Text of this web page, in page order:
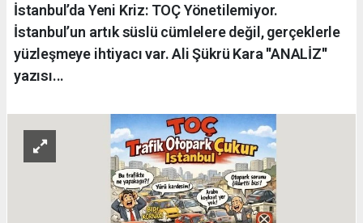
İstanbul’da Yeni Kriz: TOÇ Yönetilemiyor.
İstanbul’un artık süslü cümlelere değil, gerçeklerle
yüzleşmeye ihtiyacı var. Ali Şükrü Kara ''ANALİZ''
yazısı...